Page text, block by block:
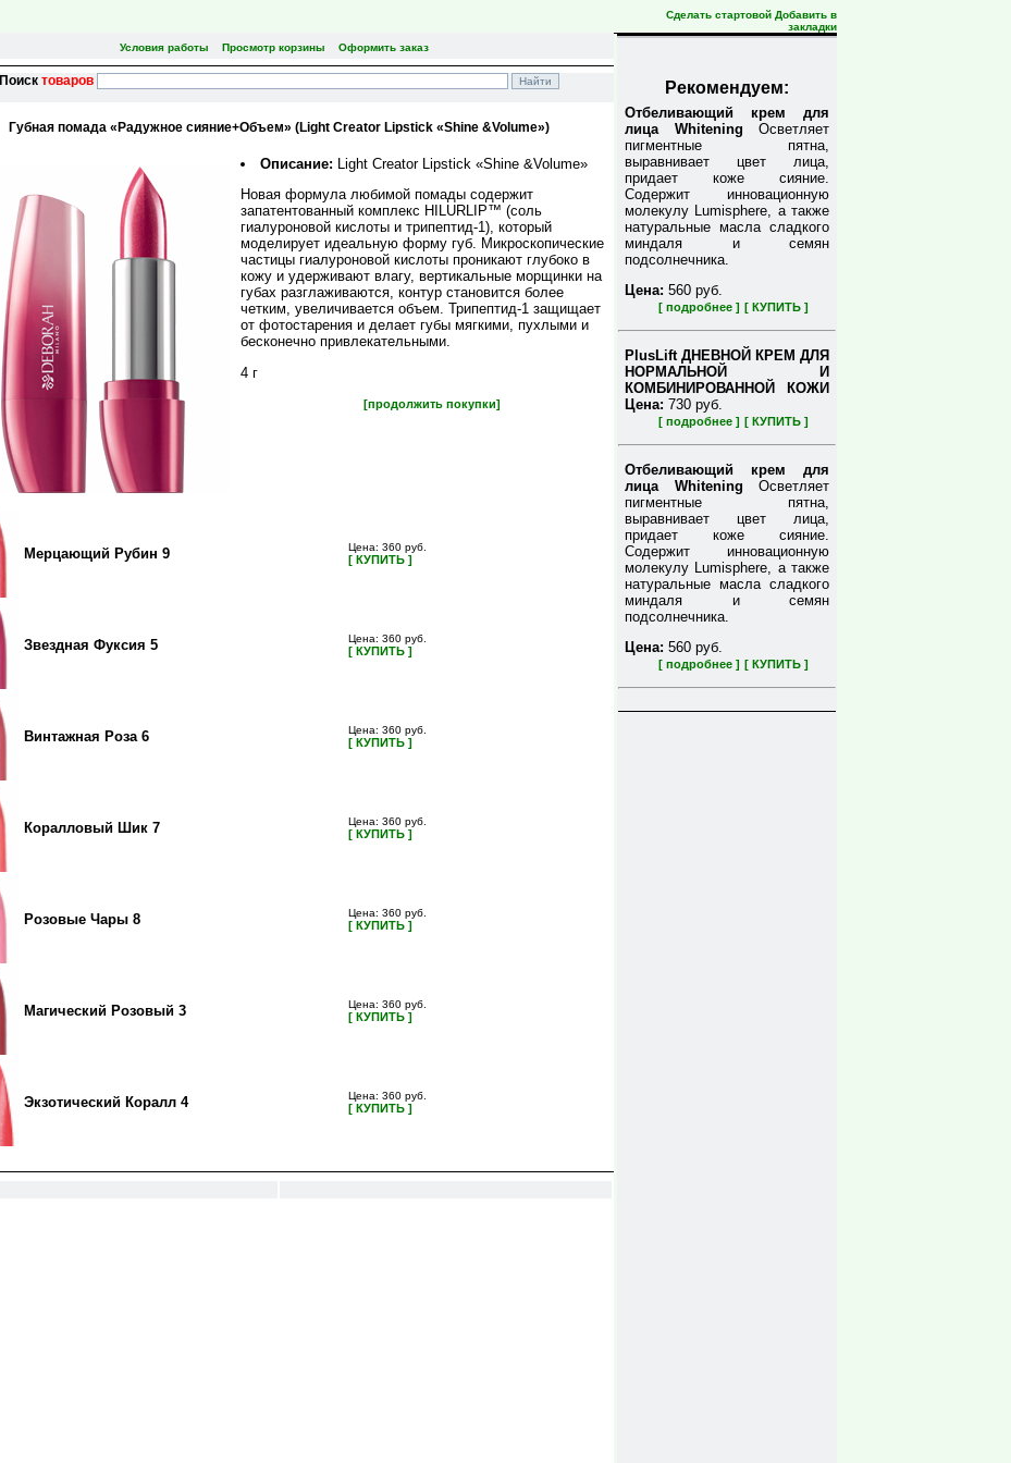
Сделать стартовой Добавить в
закладки
Условия работы Просмотр корзины Оформить заказ
Поиск товаров
Губная помада «Радужное сияние+Объем» (Light Creator Lipstick «Shine &Volume»)
Описание: Light Creator Lipstick «Shine &Volume»
Новая формула любимой помады содержит
запатентованный комплекс HILURLIP™ (соль
гиалуроновой кислоты и трипептид-1), который
моделирует идеальную форму губ. Микроскопические
частицы гиалуроновой кислоты проникают глубоко в
кожу и удерживают влагу, вертикальные морщинки на
губах разглаживаются, контур становится более
четким, увеличивается объем. Трипептид-1 защищает
от фотостарения и делает губы мягкими, пухлыми и
бесконечно привлекательными.
4 г
[продолжить покупки]
Мерцающий Рубин 9 Цена: 360 руб.
[ КУПИТЬ ]
Звездная Фуксия 5 Цена: 360 руб.
[ КУПИТЬ ]
Винтажная Роза 6 Цена: 360 руб.
[ КУПИТЬ ]
Коралловый Шик 7 Цена: 360 руб.
[ КУПИТЬ ]
Розовые Чары 8 Цена: 360 руб.
[ КУПИТЬ ]
Магический Розовый 3 Цена: 360 руб.
[ КУПИТЬ ]
Экзотический Коралл 4 Цена: 360 руб.
[ КУПИТЬ ]
Рекомендуем:
Отбеливающий крем для
лица Whitening Осветляет
пигментные пятна,
выравнивает цвет лица,
придает коже сияние.
Содержит инновационную
молекулу Lumisphere, а также
натуральные масла сладкого
миндаля и семян
подсолнечника.
Цена: 560 руб.
[ подробнее ] [ КУПИТЬ ]
PlusLift ДНЕВНОЙ КРЕМ ДЛЯ
НОРМАЛЬНОЙ И
КОМБИНИРОВАННОЙ КОЖИ
Цена: 730 руб.
[ подробнее ] [ КУПИТЬ ]
Отбеливающий крем для
лица Whitening Осветляет
пигментные пятна,
выравнивает цвет лица,
придает коже сияние.
Содержит инновационную
молекулу Lumisphere, а также
натуральные масла сладкого
миндаля и семян
подсолнечника.
Цена: 560 руб.
[ подробнее ] [ КУПИТЬ ]